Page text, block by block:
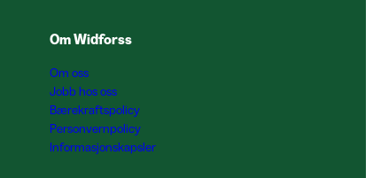
Om Widforss
Om oss
Jobb hos oss
Bærekraftspolicy
Personvernpolicy
Informasjonskapsler